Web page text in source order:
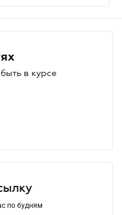
в курсе
по будням